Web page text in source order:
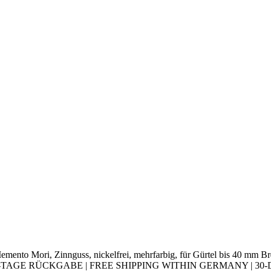
Mori, Zinnguss, nickelfrei, mehrfarbig, für Gürtel bis 40 mm
RÜCKGABE | FREE SHIPPING WITHIN GERMANY |